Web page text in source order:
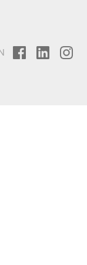
facebooklinkedin